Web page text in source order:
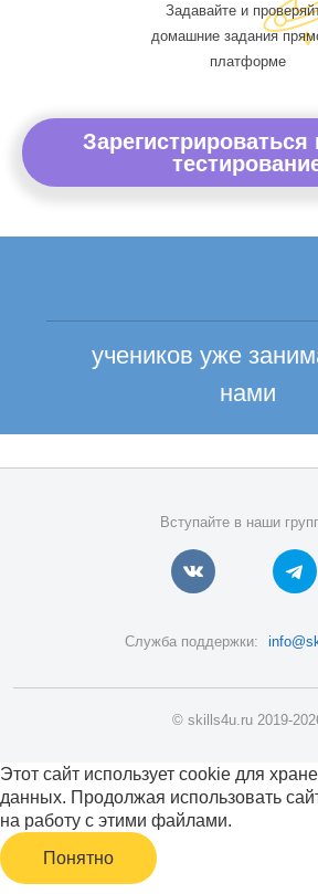
Задавайте и
домашние задания
платформе
Зарегистрироваться
учеников уже
нами
Вступайте в наши
Служба поддержки:
© skills4u.ru 2019-
Этот сайт использует cookie для
данных. Продолжая использовать
на работу с этими файлами.
Понятно